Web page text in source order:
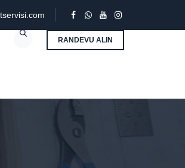
RANDEVU ALIN